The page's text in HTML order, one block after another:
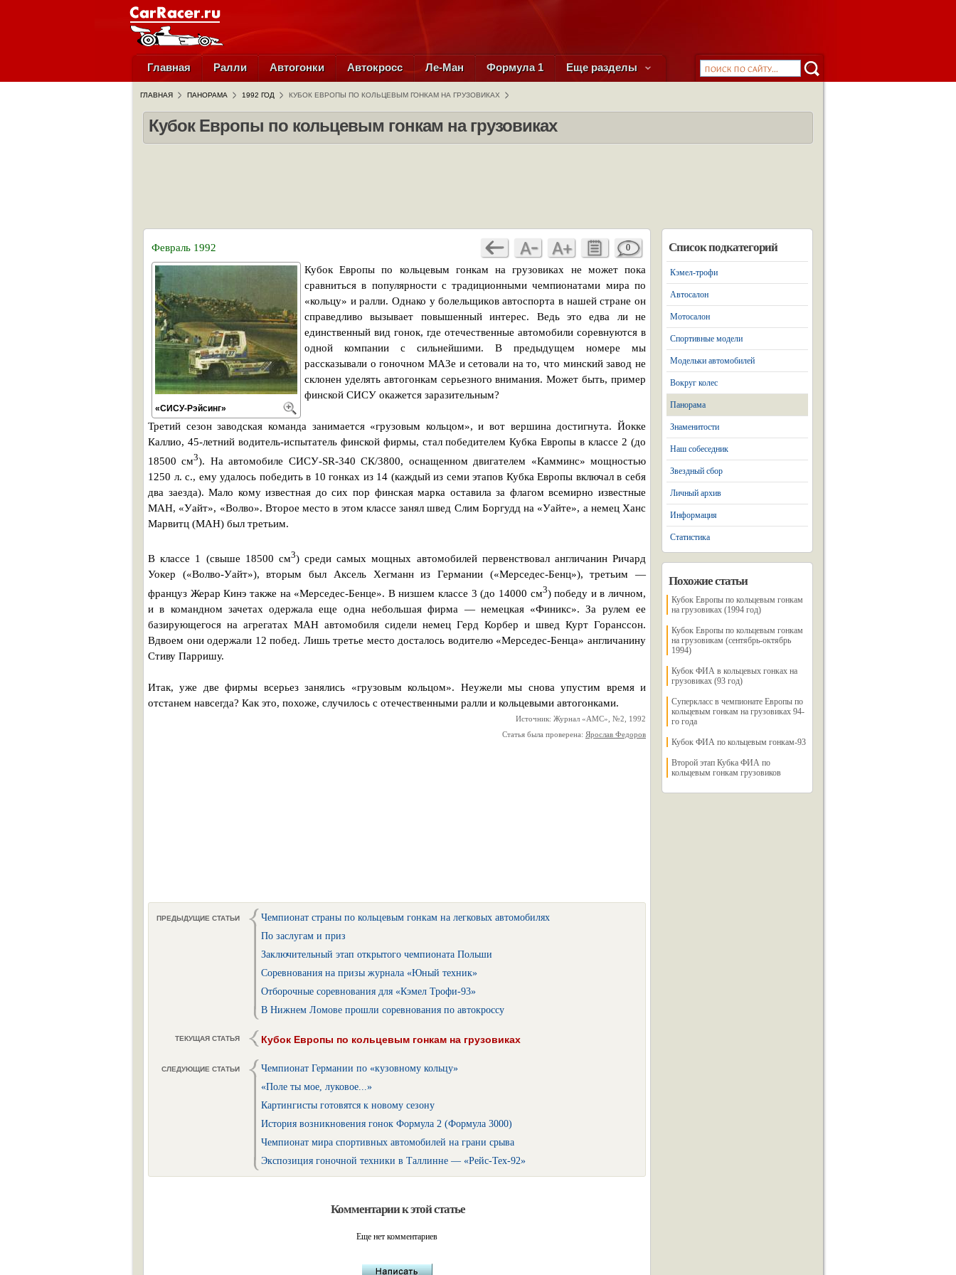
Главная Ралли Автогонки Автокросс Ле-Ман Формула 1 Еще разделы
ГЛАВНАЯ ПАНОРАМА 1992 ГОД КУБОК ЕВРОПЫ ПО КОЛЬЦЕВЫМ ГОНКАМ НА ГРУЗОВИКАХ
Кубок Европы по кольцевым гонкам на грузовиках
Февраль 1992 0
«СИСУ-Рэйсинг»
Кубок Европы по кольцевым гонкам на грузовиках не может пока
сравниться в популярности с традиционными чемпионатами мира по
«кольцу» и ралли. Однако у болельщиков автоспорта в нашей стране он
справедливо вызывает повышенный интерес. Ведь это едва ли не
единственный вид гонок, где отечественные автомобили соревнуются в
одной компании с сильнейшими. В предыдущем номере мы
рассказывали о гоночном МАЗе и сетовали на то, что минский завод не
склонен уделять автогонкам серьезного внимания. Может быть, пример
финской СИСУ окажется заразительным?
Третий сезон заводская команда занимается «грузовым кольцом», и вот вершина достигнута. Йокке
Каллио, 45-летний водитель-испытатель финской фирмы, стал победителем Кубка Европы в классе 2 (до
18500 см3). На автомобиле СИСУ-SR-340 СК/3800, оснащенном двигателем «Камминс» мощностью
1250 л. с., ему удалось победить в 10 гонках из 14 (каждый из семи этапов Кубка Европы включал в себя
два заезда). Мало кому известная до сих пор финская марка оставила за флагом всемирно известные
МАН, «Уайт», «Волво». Второе место в этом классе занял швед Слим Боргудд на «Уайте», а немец Ханс
Марвитц (МАН) был третьим.
В классе 1 (свыше 18500 см3) среди самых мощных автомобилей первенствовал англичанин Ричард
Уокер («Волво-Уайт»), вторым был Аксель Хегманн из Германии («Мерседес-Бенц»), третьим —
француз Жерар Кинэ также на «Мерседес-Бенце». В низшем классе 3 (до 14000 см3) победу и в личном,
и в командном зачетах одержала еще одна небольшая фирма — немецкая «Финикс». За рулем ее
базирующегося на агрегатах МАН автомобиля сидели немец Герд Корбер и швед Курт Горанссон.
Вдвоем они одержали 12 побед. Лишь третье место досталось водителю «Мерседес-Бенца» англичанину
Стиву Парришу.
Итак, уже две фирмы всерьез занялись «грузовым кольцом». Неужели мы снова упустим время и
отстанем навсегда? Как это, похоже, случилось с отечественными ралли и кольцевыми автогонками.
Источник: Журнал «АМС», №2, 1992
Статья была проверена: Ярослав Федоров
ПРЕДЫДУЩИЕ СТАТЬИ
Чемпионат страны по кольцевым гонкам на легковых автомобилях
По заслугам и приз
Заключительный этап открытого чемпионата Польши
Соревнования на призы журнала «Юный техник»
Отборочные соревнования для «Кэмел Трофи-93»
В Нижнем Ломове прошли соревнования по автокроссу
ТЕКУЩАЯ СТАТЬЯ Кубок Европы по кольцевым гонкам на грузовиках
СЛЕДУЮЩИЕ СТАТЬИ
Чемпионат Германии по «кузовному кольцу»
«Поле ты мое, луковое...»
Картингисты готовятся к новому сезону
История возникновения гонок Формула 2 (Формула 3000)
Чемпионат мира спортивных автомобилей на грани срыва
Экспозиция гоночной техники в Таллинне — «Рейс-Тех-92»
Комментарии к этой статье
Еще нет комментариев
Список подкатегорий
Кэмел-трофи
Автосалон
Мотосалон
Спортивные модели
Модельки автомобилей
Вокруг колес
Панорама
Знаменитости
Наш собеседник
Звездный сбор
Личный архив
Информация
Статистика
Похожие статьи
Кубок Европы по кольцевым гонкам
на грузовиках (1994 год)
Кубок Европы по кольцевым гонкам
на грузовикам (сентябрь-октябрь
1994)
Кубок ФИА в кольцевых гонках на
грузовиках (93 год)
Суперкласс в чемпионате Европы по
кольцевым гонкам на грузовиках 94-
го года
Кубок ФИА по кольцевым гонкам-93
Второй этап Кубка ФИА по
кольцевым гонкам грузовиков